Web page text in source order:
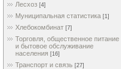
Лесхоз [4]
Муниципальная статистика [1]
Хлебокомбинат [7]
Торговля, общественное питание
и бытовое обслуживание
населения [16]
Транспорт и связь [27]